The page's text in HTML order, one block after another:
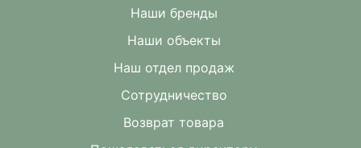
Наши бренды
Наши объекты
Наш отдел продаж
Сотрудничество
Возврат товара